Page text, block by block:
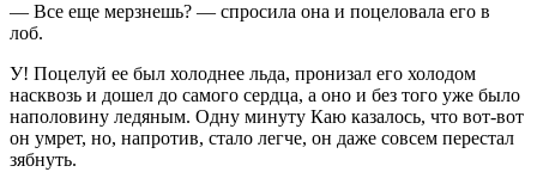
— Все еще мерзнешь? — спросила она и поцеловала его в
лоб.
У! Поцелуй ее был холоднее льда, пронизал его холодом
насквозь и дошел до самого сердца, а оно и без того уже было
наполовину ледяным. Одну минуту Каю казалось, что вот-вот
он умрет, но, напротив, стало легче, он даже совсем перестал
зябнуть.